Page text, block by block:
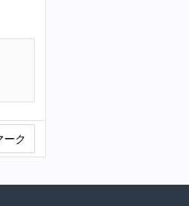
ーク